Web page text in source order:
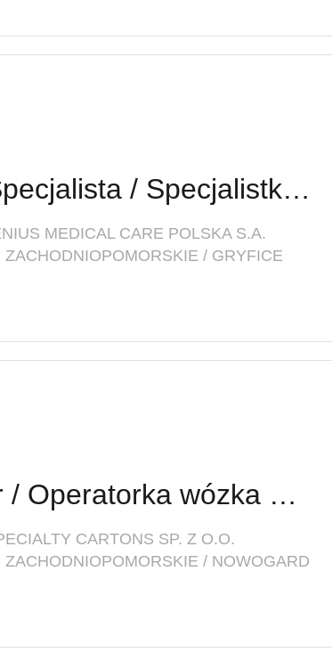
Lekarz Specjalista / Specjalistka (Nefrolog/Internista) (K/M/N)
MEDICAL CARE POLSKA S.A.
ZACHODNIOPOMORSKIE / GRYFICE
Operator / Operatorka wózka widłowego
CARTONS SP. Z O.O.
ZACHODNIOPOMORSKIE / NOWOGARD